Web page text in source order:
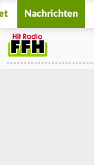
Nachrichten